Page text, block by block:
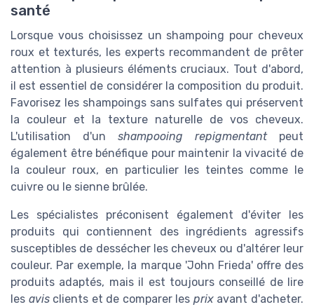
santé
Lorsque vous choisissez un shampoing pour cheveux
roux et texturés, les experts recommandent de prêter
attention à plusieurs éléments cruciaux. Tout d'abord,
il est essentiel de considérer la composition du produit.
Favorisez les shampoings sans sulfates qui préservent
la couleur et la texture naturelle de vos cheveux.
L'utilisation d'un shampooing repigmentantpeut
également être bénéfique pour maintenir la vivacité de
la couleur roux, en particulier les teintes comme le
cuivre ou le sienne brûlée.
Les spécialistes préconisent également d'éviter les
produits qui contiennent des ingrédients agressifs
susceptibles de dessécher les cheveux ou d'altérer leur
couleur. Par exemple, la marque 'John Frieda' offre des
produits adaptés, mais il est toujours conseillé de lire
les avisclients et de comparer les prixavant d'acheter.